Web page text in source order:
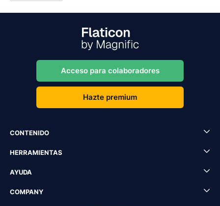
Acceso para colaboradores
Hazte premium
CONTENIDO
HERRAMIENTAS
AYUDA
COMPANY